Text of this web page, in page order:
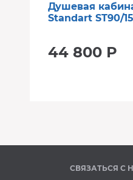
Душевая
Standart ST90/
44 800 Р
СВЯЗАТЬСЯ С